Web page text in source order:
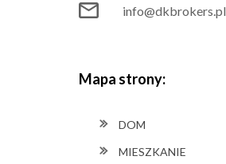
info@dkbrokers.pl
Mapa strony:
DOM
MIESZKANIE